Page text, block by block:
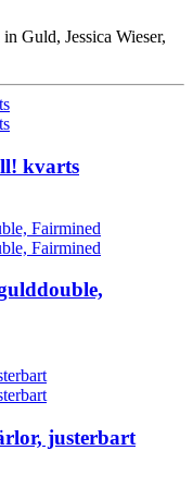
kvarts
justerbart